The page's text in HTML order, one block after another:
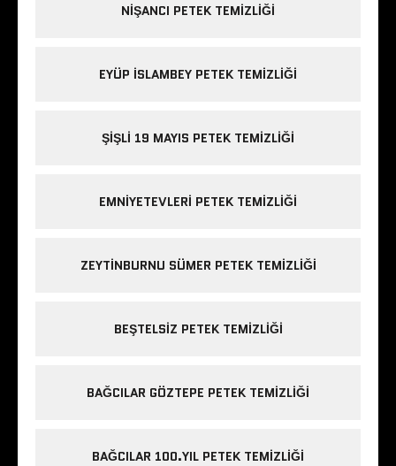
NIŞANCI PETEK TEMIZLIĞI
EYÜP ISLAMBEY PETEK TEMIZLIĞI
ŞIŞLI 19 MAYIS PETEK TEMIZLIĞI
EMNIYETEVLERI PETEK TEMIZLIĞI
ZEYTINBURNU SÜMER PETEK TEMIZLIĞI
BEŞTELSIZ PETEK TEMIZLIĞI
BAĞCILAR GÖZTEPE PETEK TEMIZLIĞI
BAĞCILAR 100.YIL PETEK TEMIZLIĞI